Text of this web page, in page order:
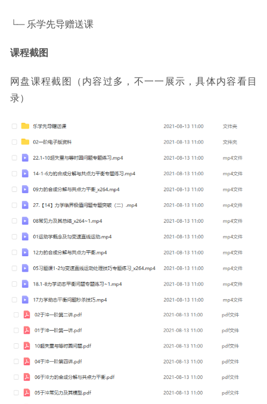
└─ 乐学先导赠送课
课程截图
网盘课程截图（内容过多，不一一展示，具体内容看目
录）